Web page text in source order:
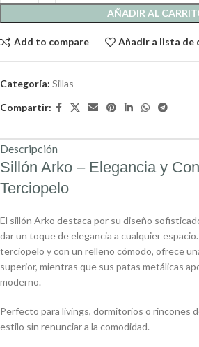
AÑADIR AL
Add to compare Añadir a lista de
Categoría: Sillas
Compartir:
Descripción
Sillón Arko – Elegancia y
Terciopelo
El sillón Arko destaca por su diseño
dar un toque de elegancia a cualquier
terciopelo y con un relleno cómodo, ofrece
superior, mientras que sus patas metálicas
moderno.
Perfecto para livings, dormitorios o rincones
estilo sin renunciar a la comodidad.